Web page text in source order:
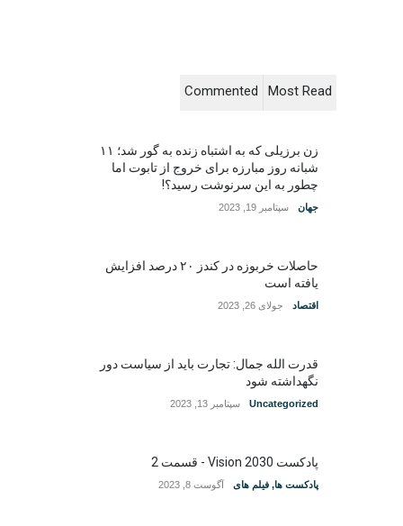
Most Read
Commented
زن برزیلی که به اشتباه زنده به گور شد؛ ۱۱
شبانه روز مبارزه برای خروج از تابوت اما
چطور به این سرنوشت رسید؟!
جهان سپتامبر 19, 2023
حاصلات خربوزه در کندز ۲۰ درصد افزایش
یافته است
اقتصاد جولای 26, 2023
قدرت الله جمال: تجارت باید از سیاست دور
نگهداشته شود
Uncategorized سپتامبر 13, 2023
پادکست Vision 2030 - قسمت 2
پادکست ها, فیلم های آگوست 8, 2023